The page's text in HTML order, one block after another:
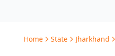
Home State Jharkhand